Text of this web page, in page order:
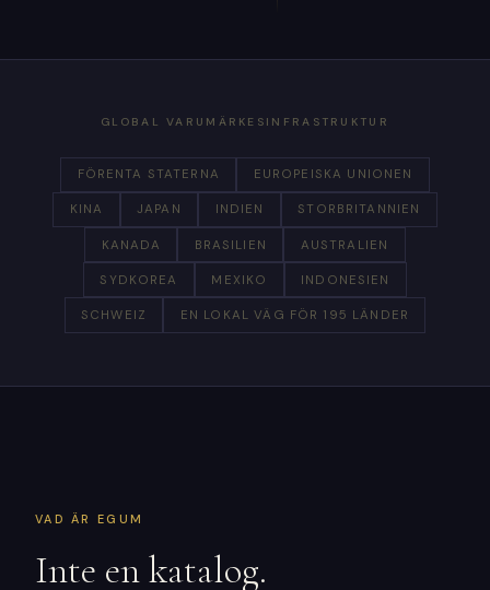
GLOBAL VARUMÄRKESINFRASTRUKTUR
FÖRENTA STATERNA EUROPEISKA UNIONEN
KINA JAPAN INDIEN STORBRITANNIEN
KANADA BRASILIEN AUSTRALIEN
SYDKOREA MEXIKO INDONESIEN
SCHWEIZ EN LOKAL VÄG FÖR 195 LÄNDER
VAD ÄR EGUM
Inte en katalog.